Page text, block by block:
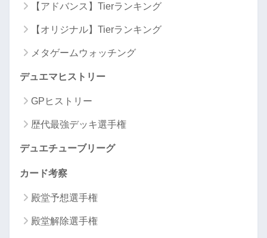
【アドバンス】Tierランキング
【オリジナル】Tierランキング
メタゲームウォッチング
デュエマヒストリー
GPヒストリー
歴代最強デッキ選手権
デュエチューブリーグ
カード考察
殿堂予想選手権
殿堂解除選手権